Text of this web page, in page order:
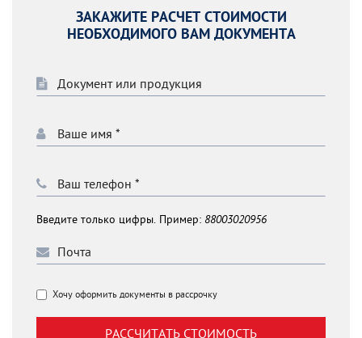
ЗАКАЖИТЕ РАСЧЕТ СТОИМОСТИ
НЕОБХОДИМОГО ВАМ ДОКУМЕНТА
Введите только цифры. Пример: 88003020956
Хочу оформить документы в рассрочку
РАССЧИТАТЬ СТОИМОСТЬ